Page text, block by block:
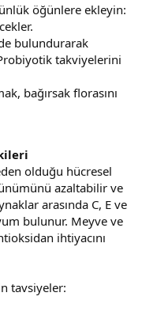
öğünlere ekleyin:
bulundurarak
takviyelerini
bağırsak florasını
olduğu hücresel
azaltabilir ve
arasında C, E ve
bulunur. Meyve ve
ihtiyacını
tavsiyeler: